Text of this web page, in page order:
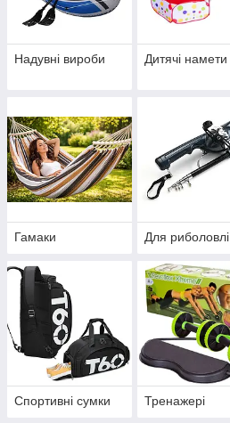
Надувні вироби Дитячі намети
Гамаки Для риболовлі
Спортивні сумки Тренажері